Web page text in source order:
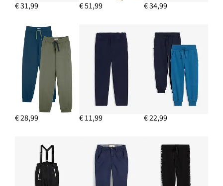
€ 31,99 € 51,99 € 34,99
€ 28,99 € 11,99 € 22,99